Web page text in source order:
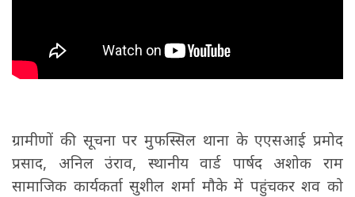
ग्रामीणों की सूचना पर मुफस्सिल थाना के एएसआई प्रमोद
प्रसाद, अनिल उंराव, स्थानीय वार्ड पार्षद अशोक राम
सामाजिक कार्यकर्ता सुशील शर्मा मौके में पहुंचकर शव को